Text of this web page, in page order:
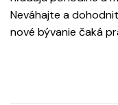
Neváhajte a
nové bývanie čaká